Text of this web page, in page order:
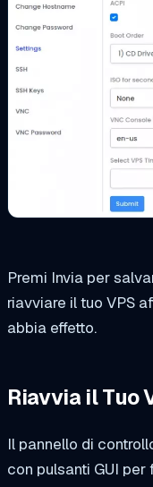
Premi Invia per
riavviare il tuo VPS
abbia effetto.
Riavvia il Tuo
Il pannello di
con pulsanti GUI per